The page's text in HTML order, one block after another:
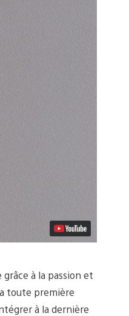
à la passion et
toute première
à la dernière